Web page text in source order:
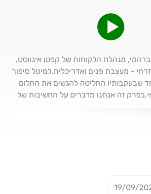
מנהלת הלקוחות של קפטן אינווסט,
- מעצבת פנים ואדריכלית.למיטל סיפור
שבעקבותיו החליטה להגשים את החלום
זה אנחנו מדברים על החשיבות של
וקריאת תוכניות דירה בצורה נכונה.